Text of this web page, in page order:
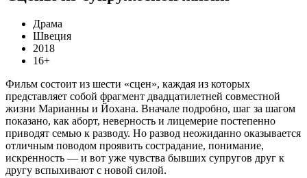
Драма
Швеция
2018
16+
Фильм состоит из шести «сцен», каждая из которых
представляет собой фрагмент двадцатилетней совместной
жизни Марианны и Йохана. Вначале подробно, шаг за шагом
показано, как аборт, неверность и лицемерие постепенно
приводят семью к разводу. Но развод неожиданно оказывается
отличным поводом проявить сострадание, понимание,
искренность — и вот уже чувства бывших супругов друг к
другу вспыхивают с новой силой.